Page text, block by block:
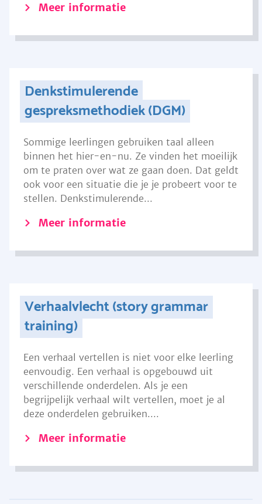
Meer informatie
Denkstimulerende
gespreksmethodiek (DGM)
Sommige leerlingen gebruiken taal alleen
binnen het hier-en-nu. Ze vinden het moeilijk
om te praten over wat ze gaan doen. Dat geldt
ook voor een situatie die je je probeert voor te
stellen. Denkstimulerende...
Meer informatie
Verhaalvlecht (story grammar
training)
Een verhaal vertellen is niet voor elke leerling
eenvoudig. Een verhaal is opgebouwd uit
verschillende onderdelen. Als je een
begrijpelijk verhaal wilt vertellen, moet je al
deze onderdelen gebruiken....
Meer informatie